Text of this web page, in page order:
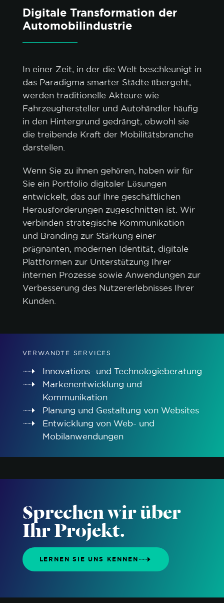
Digitale Transformation der
Automobilindustrie
In einer Zeit, in der die Welt beschleunigt in
das Paradigma smarter Städte übergeht,
werden traditionelle Akteure wie
Fahrzeughersteller und Autohändler häufig
in den Hintergrund gedrängt, obwohl sie
die treibende Kraft der Mobilitätsbranche
darstellen.
Wenn Sie zu ihnen gehören, haben wir für
Sie ein Portfolio digitaler Lösungen
entwickelt, das auf Ihre geschäftlichen
Herausforderungen zugeschnitten ist. Wir
verbinden strategische Kommunikation
und Branding zur Stärkung einer
prägnanten, modernen Identität, digitale
Plattformen zur Unterstützung Ihrer
internen Prozesse sowie Anwendungen zur
Verbesserung des Nutzererlebnisses Ihrer
Kunden.
VERWANDTE SERVICES
Innovations- und Technologieberatung
Markenentwicklung und
Kommunikation
Planung und Gestaltung von Websites
Entwicklung von Web- und
Mobilanwendungen
Sprechen wir über
Ihr Projekt.
LERNEN SIE UNS KENNEN
Cookie-Richtlinie.
ANPASSEN